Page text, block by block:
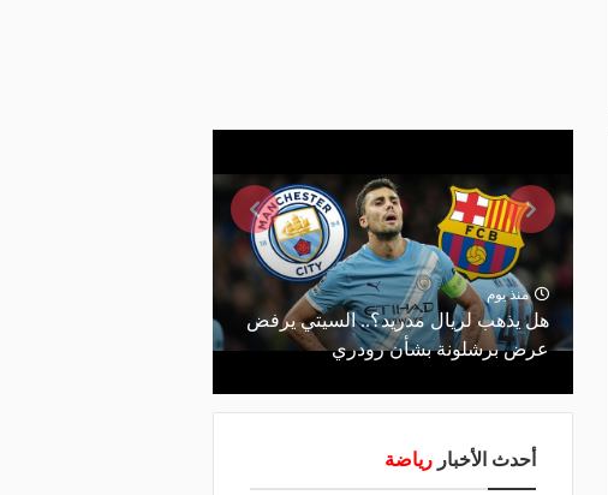
منذ يوم
هل يذهب لريال مدريد؟.. السيتي يرفض
عرض برشلونة بشأن رودري
أحدث الأخبار رياضة